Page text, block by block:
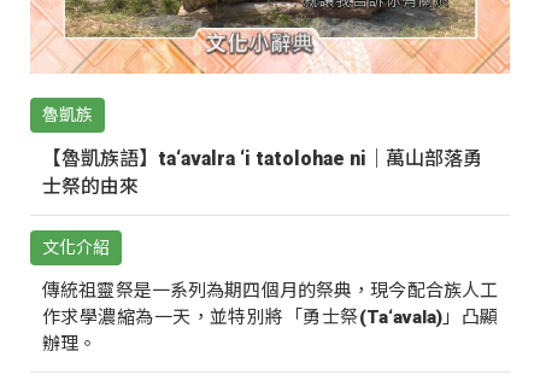
魯凱族
【魯凱族語】ta‘avalra ‘i tatolohae ni｜萬山部落勇
士祭的由來
文化介紹
傳統祖靈祭是一系列為期四個月的祭典，現今配合族人工
作求學濃縮為一天，並特別將「勇士祭(Ta‘avala)」凸顯
辦理。